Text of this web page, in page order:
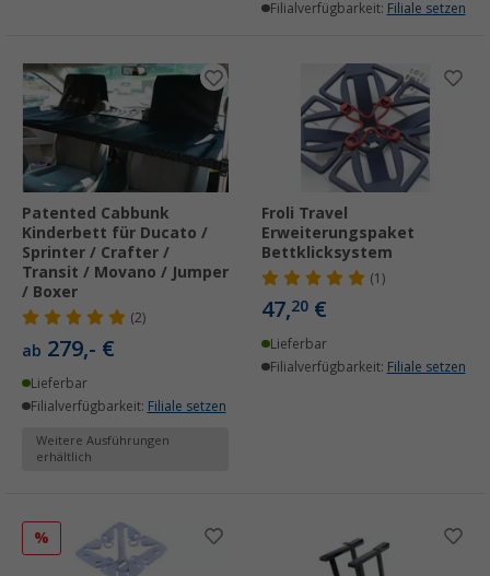
Filialverfügbarkeit: Filiale setzen
Patented Cabbunk
Kinderbett für Ducato /
Sprinter / Crafter /
Transit / Movano / Jumper
/ Boxer
(2)
ab 279,- €
Lieferbar
Filialverfügbarkeit: Filiale setzen
Weitere Ausführungen
erhältlich
Froli Travel
Erweiterungspaket
Bettklicksystem
(1)
47,20 €
Lieferbar
Filialverfügbarkeit: Filiale setzen
%